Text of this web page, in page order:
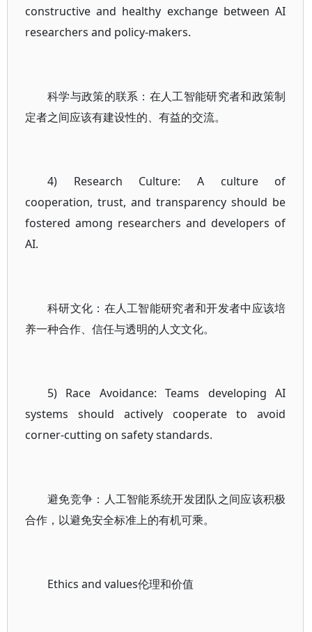
constructive and healthy exchange between AI
researchers and policy-makers.
科学与政策的联系：在人工智能研究者和政策制
定者之间应该有建设性的、有益的交流。
4) Research Culture: A culture of
cooperation, trust, and transparency should be
fostered among researchers and developers of
AI.
科研文化：在人工智能研究者和开发者中应该培
养一种合作、信任与透明的人文文化。
5) Race Avoidance: Teams developing AI
systems should actively cooperate to avoid
corner-cutting on safety standards.
避免竞争：人工智能系统开发团队之间应该积极
合作，以避免安全标准上的有机可乘。
Ethics and values伦理和价值